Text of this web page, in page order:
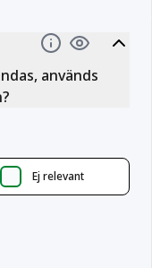
används
Ej relevant